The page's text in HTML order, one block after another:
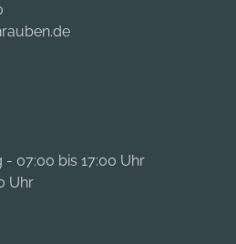
07:00 bis 17:00 Uhr
Uhr